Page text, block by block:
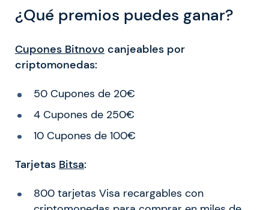
¿Qué premios puedes ganar?
Cupones Bitnovo canjeables por
criptomonedas:
50 Cupones de 20€
4 Cupones de 250€
10 Cupones de 100€
Tarjetas Bitsa:
800 tarjetas Visa recargables con